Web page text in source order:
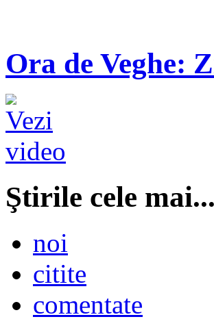
Ora de Veghe:
Ştirile cele mai...
noi
citite
comentate